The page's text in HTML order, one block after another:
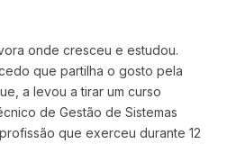
onde cresceu e estudou.
que partilha o gosto pela
a levou a tirar um curso
de Gestão de Sistemas
que exerceu durante 12